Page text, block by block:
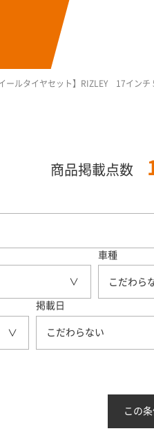
イールタイヤセット】RIZLEY 17イ
商品掲載点数
車種
こだわら
掲載日
こだわらない
この